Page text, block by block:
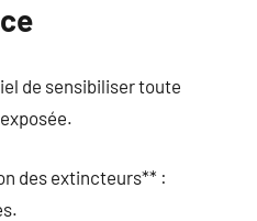
de sensibiliser toute
des extincteurs** :